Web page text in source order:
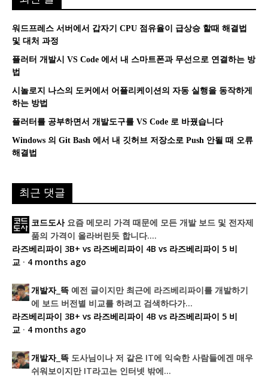
워드프레스 서버에서 갑자기 CPU 점유율이 급상승 할때 해결법
및 대처 과정
플러터 개발시 VS Code 에서 내 스마트폰과 무선으로 연결하는 방
법
시놀로지 나스의 도커에서 어플리케이션의 자동 실행을 동작하게
하는 방법
플러터를 공부하면서 개발도구를 VS Code 로 바꿨습니다
Windows 의 Git Bash 에서 내 깃허브 저장소로 Push 안될 때 오류
해결법
최근 댓글
코드도사 요즘 메모리 가격 때문에 모든 개발 보드 및 전자제
품의 가격이 올라버린듯 합니다....
라즈베리파이 3B+ vs 라즈베리파이 4B vs 라즈베리파이 5 비
교· 4 months ago
개발자_뜩 예전 글이지만 최근에 라즈베리파이를 개발하기
에 보드 버전별 비교를 하려고 검색하다가...
라즈베리파이 3B+ vs 라즈베리파이 4B vs 라즈베리파이 5 비
교· 4 months ago
개발자_뜩 도사님이나 저 같은 IT에 익숙한 사람들에겐 매우
쉬워보이지만 IT라고는 인터넷 밖에...